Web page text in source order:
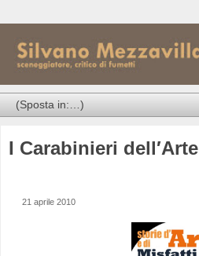
I Carabinieri dell′Arte
21 aprile 2010